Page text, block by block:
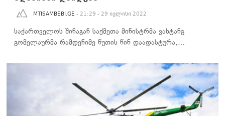
MTISAMBEBI.GE - 21:29 - 29 ივლისი 2022
საქართველოს შინაგან საქმეთა მინისტრმა ვახტანგ
გომელაურმა რამდენიმე წუთის წინ დაადასტურა,…